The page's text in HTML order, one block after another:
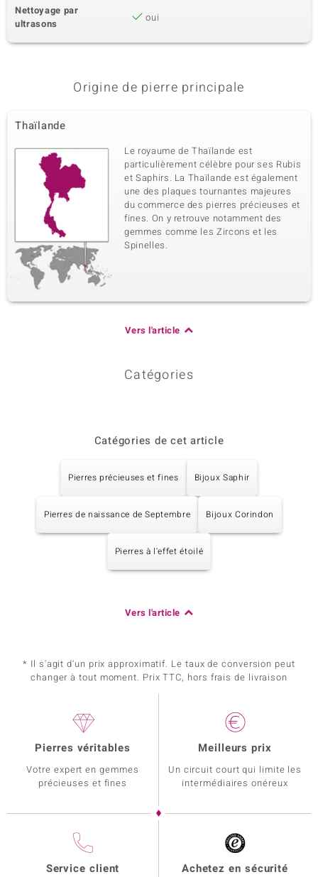
Nettoyage par
ultrasons
oui
Origine de pierre principale
Thaïlande
Le royaume de Thaïlande est
particulièrement célèbre pour ses Rubis
et Saphirs. La Thaïlande est également
une des plaques tournantes majeures
du commerce des pierres précieuses et
fines. On y retrouve notamment des
gemmes comme les Zircons et les
Spinelles.
Vers l'article
Catégories
Catégories de cet article
Pierres précieuses et fines Bijoux Saphir
Pierres de naissance de Septembre Bijoux Corindon
Pierres à l'effet étoilé
Vers l'article
* Il s'agit d'un prix approximatif. Le taux de conversion peut
changer à tout moment. Prix TTC, hors frais de livraison
Pierres véritables
Votre expert en gemmes
précieuses et fines
Meilleurs prix
Un circuit court qui limite les
intermédiaires onéreux
Service client Achetez en sécurité